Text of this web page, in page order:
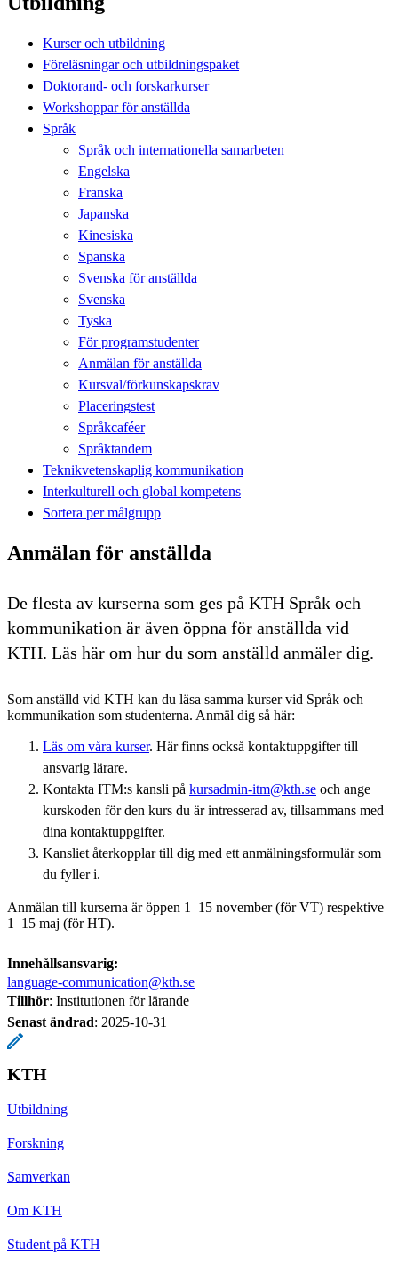
Kurser och utbildning
Föreläsningar och utbildningspaket
Doktorand- och forskarkurser
Workshoppar för anställda
Språk
Språk och internationella samarbeten
Engelska
Franska
Japanska
Kinesiska
Spanska
Svenska för anställda
Svenska
Tyska
För programstudenter
Anmälan för anställda
Kursval/förkunskapskrav
Placeringstest
Språkcaféer
Språktandem
Teknikvetenskaplig kommunikation
Interkulturell och global kompetens
Sortera per målgrupp
Anmälan för anställda
De flesta av kurserna som ges på KTH Språk och
kommunikation är även öppna för anställda vid
KTH. Läs här om hur du som anställd anmäler dig.
Som anställd vid KTH kan du läsa samma kurser vid Språk och
kommunikation som studenterna. Anmäl dig så här:
Läs om våra kurser. Här finns också kontaktuppgifter till
ansvarig lärare.
Kontakta ITM:s kansli på kursadmin-itm@kth.se och ange
kurskoden för den kurs du är intresserad av, tillsammans med
dina kontaktuppgifter.
Kansliet återkopplar till dig med ett anmälningsformulär som
du fyller i.
Anmälan till kurserna är öppen 1–15 november (för VT) respektive
1–15 maj (för HT).
Innehållsansvarig:
language-communication@kth.se
Tillhör: Institutionen för lärande
Senast ändrad: 2025-10-31
KTH
Utbildning
Forskning
Samverkan
Om KTH
Student på KTH